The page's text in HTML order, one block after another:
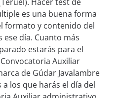
es una buena forma
formato y contenido del
ese día. Cuanto más
estarás para el
Auxiliar
de Gúdar Javalambre
los que harás el día del